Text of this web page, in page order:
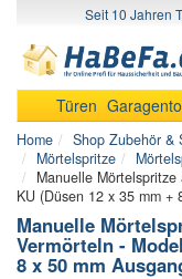
Seit 10 Jahren
Türen
Home Shop Zubehör &
Mörtelspritze
Manuelle
KU (Düsen 12 x 35 mm +
Manuelle
Vermörteln -
8 x 50 mm